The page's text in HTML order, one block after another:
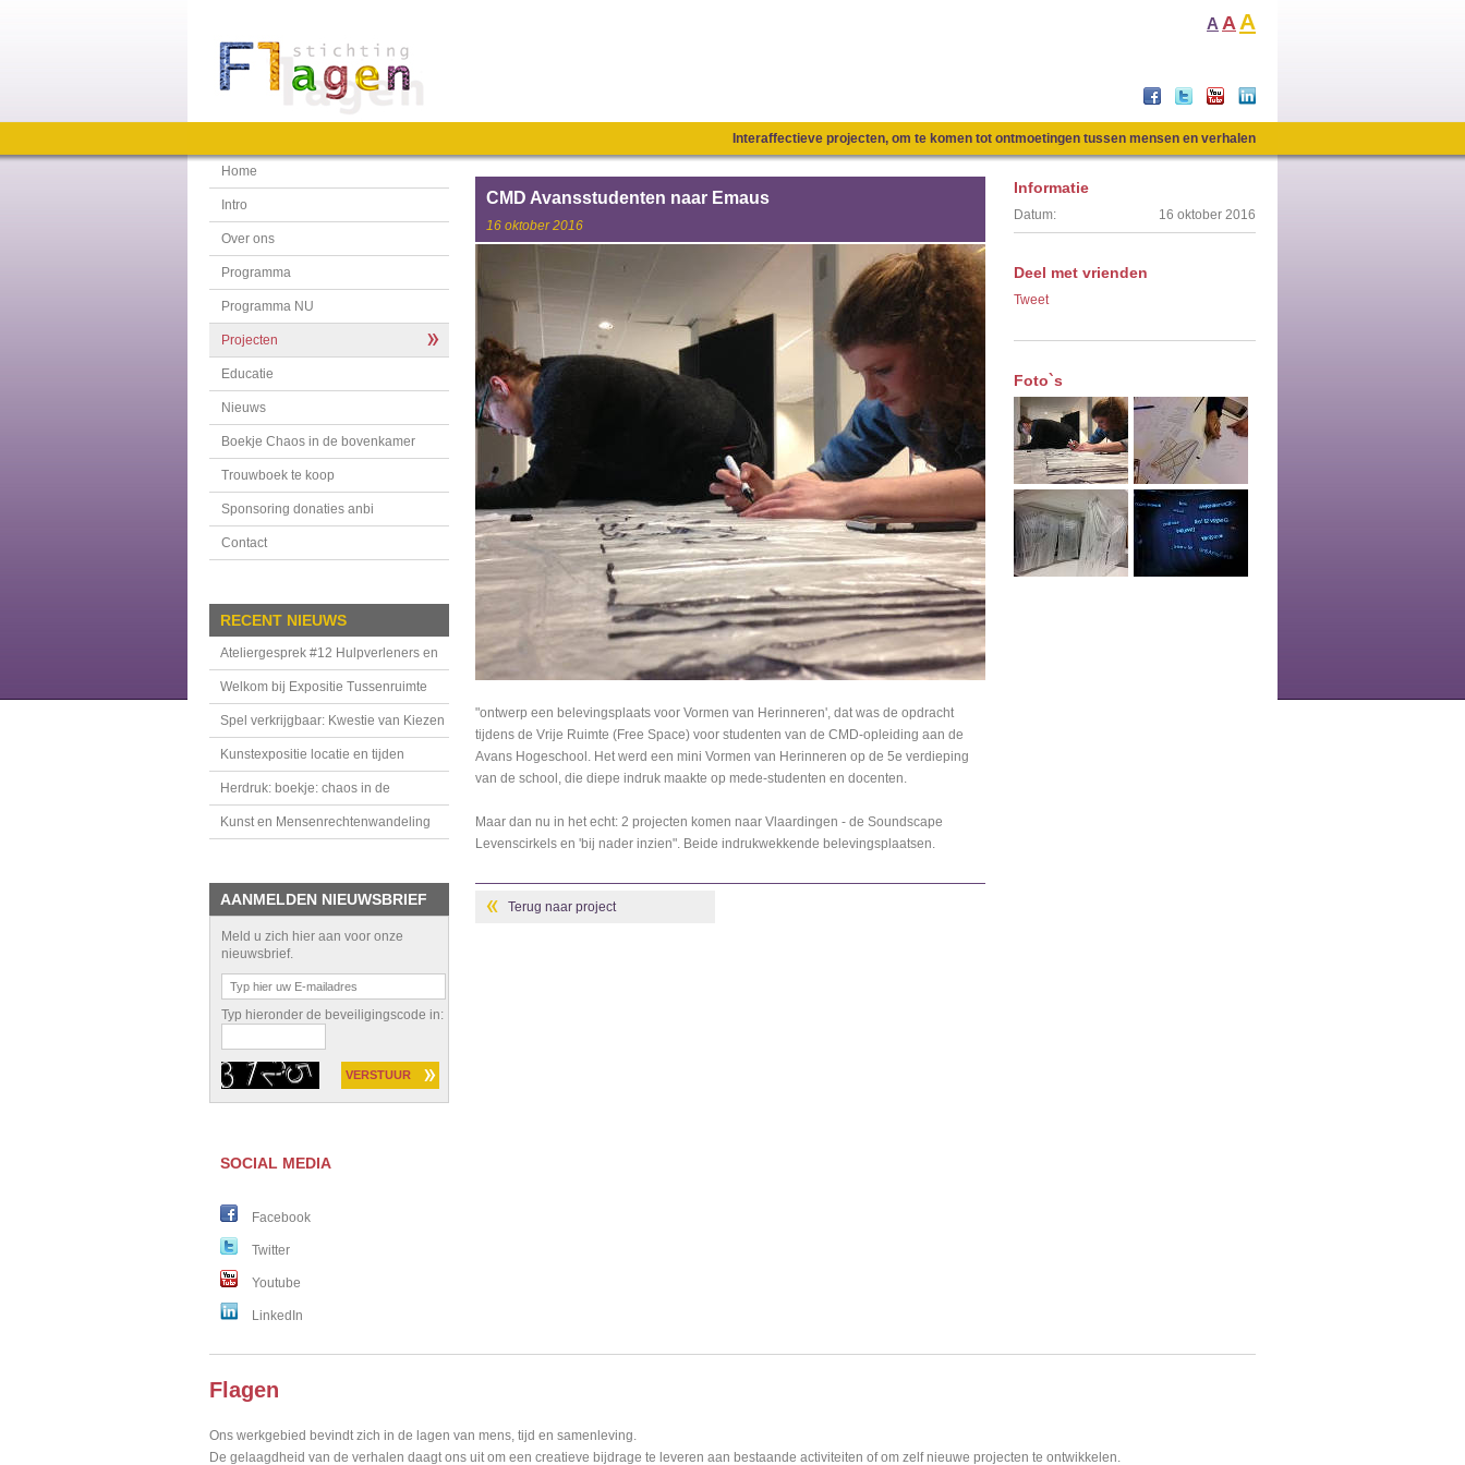
A A A
Interaffectieve projecten, om te komen tot ontmoetingen tussen mensen en verhalen
Home
Intro
Over ons
Programma
Programma NU
Projecten
Educatie
Nieuws
Boekje Chaos in de bovenkamer
Trouwboek te koop
Sponsoring donaties anbi
Contact
RECENT NIEUWS
Ateliergesprek #12 Hulpverleners en
handhavers in de Tussenruimte
Welkom bij Expositie Tussenruimte
Spel verkrijgbaar: Kwestie van Kiezen
Kunstexpositie locatie en tijden
Herdruk: boekje: chaos in de
bovenkamer
Kunst en Mensenrechtenwandeling
AANMELDEN NIEUWSBRIEF
Meld u zich hier aan voor onze
nieuwsbrief.
Typ hieronder de beveiligingscode in:
SOCIAL MEDIA
Facebook
Twitter
Youtube
LinkedIn
CMD Avansstudenten naar Emaus
16 oktober 2016
"ontwerp een belevingsplaats voor Vormen van Herinneren', dat was de opdracht
tijdens de Vrije Ruimte (Free Space) voor studenten van de CMD-opleiding aan de
Avans Hogeschool. Het werd een mini Vormen van Herinneren op de 5e verdieping
van de school, die diepe indruk maakte op mede-studenten en docenten.
Maar dan nu in het echt: 2 projecten komen naar Vlaardingen - de Soundscape
Levenscirkels en 'bij nader inzien". Beide indrukwekkende belevingsplaatsen.
Terug naar project
Informatie
Datum: 16 oktober 2016
Deel met vrienden
Tweet
Foto`s
Flagen
Ons werkgebied bevindt zich in de lagen van mens, tijd en samenleving.
De gelaagdheid van de verhalen daagt ons uit om een creatieve bijdrage te leveren aan bestaande activiteiten of om zelf nieuwe projecten te ontwikkelen.